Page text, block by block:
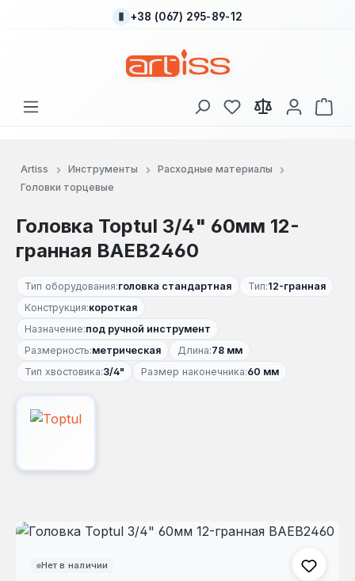
Перейти к основному содержанию
+38 (067) 295-89-12
У вас есть товары
В
Artiss Инструменты
Расходные материалы
Головки торцевые
Головка Toptul 3/4" 60мм 12-
гранная BAEB2460
Тип оборудования:головка стандартная Тип:12-гранная
Конструкция:короткая
Назначение:под ручной инструмент
Размерность:метрическая Длина:78 мм
Тип хвостовика:3/4" Размер наконечника:60 мм
Нет в наличии
Пропустить галерею изображений